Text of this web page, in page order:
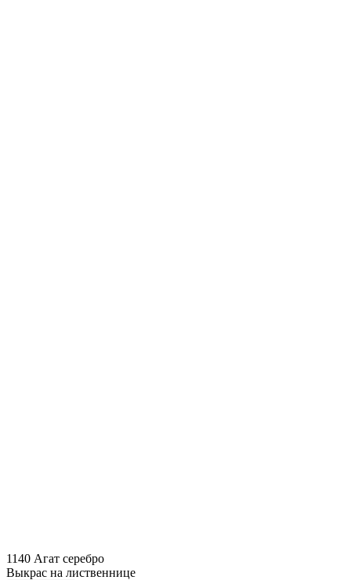
1140 Агат серебро
Выкрас на лиственнице